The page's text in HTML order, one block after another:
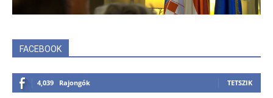
FACEBOOK
4,039 Rajongók TETSZIK